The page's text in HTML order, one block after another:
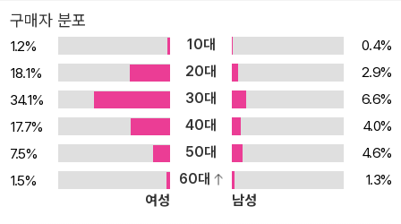
다. 그러니 우리는 읽는 이로서 인간 내면의 어두운 구석구석을 자유
롭게 탐방하기만 하면 된다. 어느 순간에는 책 속에서 자기 자신의 비
밀스러운 욕망을 닮은 마음을 발견하고 조용히 기뻐하게 될지도 모른
다. 친구, 가족, 아이돌, 랜선 애인, 버추얼 휴먼…… 이희주 소설에서
사랑하지 못할 존재는 없다 심장의 모양을 있는 그대로 그리는 작가
이희주만이 쓸 수 있는 아름답고 불온한 여덟 편의 러브레터 이희주
의 인물들은 미적 감식안이 극도로 발달되어 있고, 그로 인해 점차 피
폐해져간다. 그들의 기준에 스스로가 그다지 아름답지 않기에 자신의
몫으로 남겨야 마땅할 최소한의 사랑마저 아름다운 타인에게 쏟아붓
구매자 분포
1.2% 10대
0.4%
18.1%
20대
2.9%
34.1%
30대
6.6%
17.7%
40대
4.0%
7.5%
50대
4.6%
1.5%
60대
1.3%
여성
남성